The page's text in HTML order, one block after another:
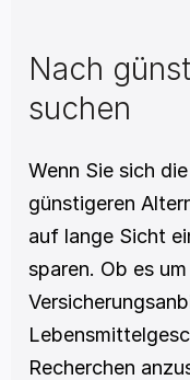
Nach
suchen
Wenn Sie sich
günstigeren
auf lange Sicht
sparen. Ob es
Recherchen